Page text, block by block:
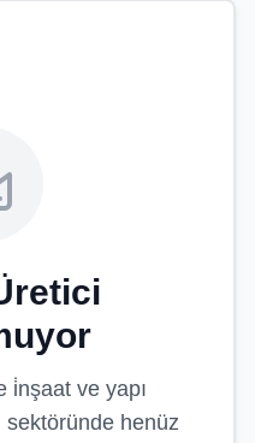
i̇nşaat ve yapı
sektöründe henüz